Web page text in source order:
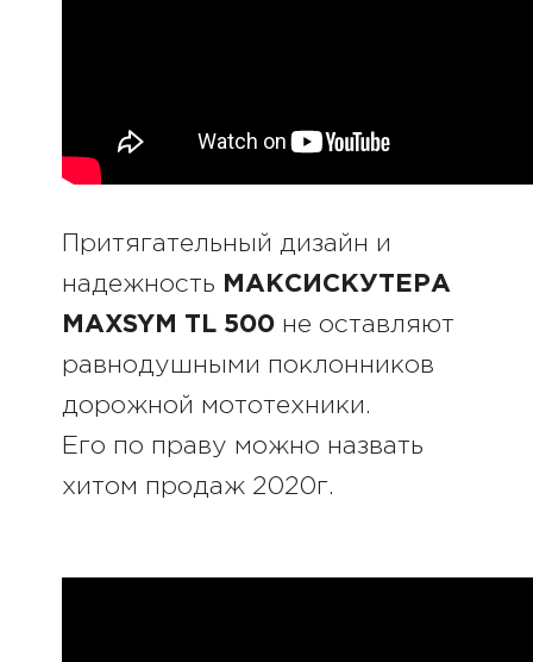
Притягательный дизайн и
надежность
МАКСИСКУТЕРА
MAXSYM TL 500не оставляют
равнодушными поклонников
дорожной мототехники.
Его по праву можно назвать
хитом продаж 2020г.